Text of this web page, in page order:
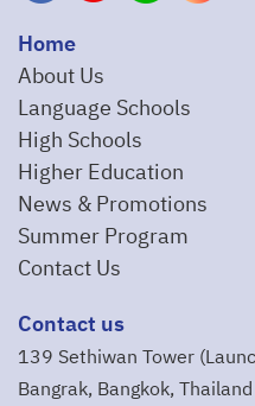
Home
About Us
Language Schools
High Schools
Higher Education
News & Promotions
Summer Program
Contact Us
Contact us
139 Sethiwan Tower
Bangrak, Bangkok,